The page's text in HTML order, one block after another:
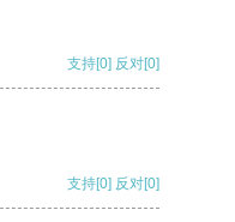
支持[0] 反对[0]
支持[0] 反对[0]